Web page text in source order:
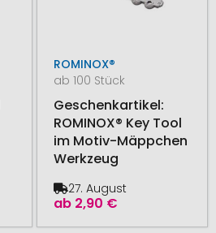
ROMINOX®
ab 100 Stück
Geschenkartikel:
ROMINOX® Key Tool
im Motiv-Mäppchen
Werkzeug
ab 2,90 €
27. August